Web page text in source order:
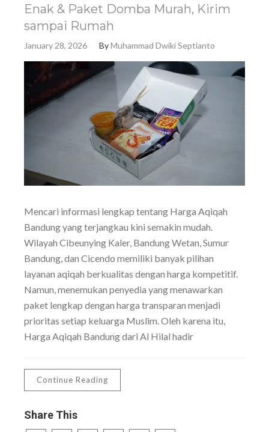
Enak & Paket Domba Murah, Kirim
sampai Rumah
January 28, 2026 ByMuhammad Dwiki Septianto
Mencari informasi lengkap tentang Harga Aqiqah
Bandung yang terjangkau kini semakin mudah.
Wilayah Cibeunying Kaler, Bandung Wetan, Sumur
Bandung, dan Cicendo memiliki banyak pilihan
layanan aqiqah berkualitas dengan harga kompetitif.
Namun, menemukan penyedia yang menawarkan
paket lengkap dengan harga transparan menjadi
prioritas setiap keluarga Muslim. Oleh karena itu,
Harga Aqiqah Bandung dari Al Hilal hadir
Continue Reading
Share This